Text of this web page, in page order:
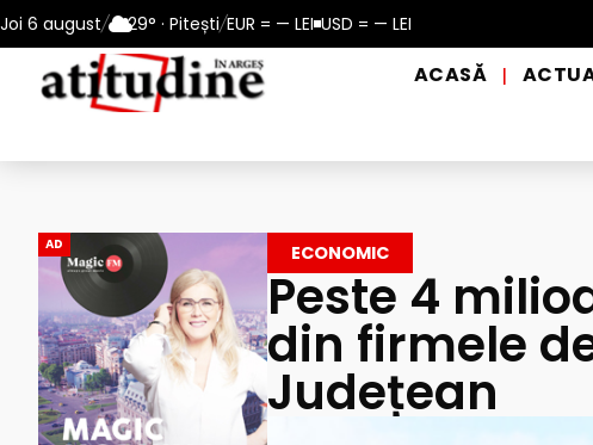
Joi 6 august/ 29° · Pitești/EUR = — LEI USD = — LEI
de caniculă, în municipiul Pitești! Intrare GRATUITĂ
ACASĂ |
AD ECONOMIC
Peste 4
din firmele
Județean